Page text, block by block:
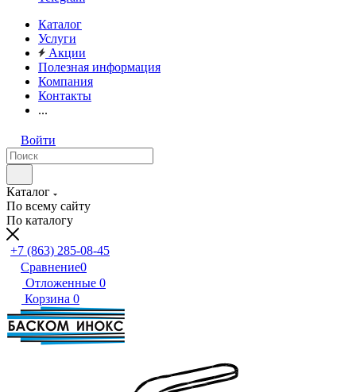
Каталог
Услуги
Акции
Полезная информация
Компания
Контакты
...
Войти
Каталог
По всему сайту
По каталогу
+7 (863) 285-08-45
Сравнение0
Отложенные 0
Корзина 0